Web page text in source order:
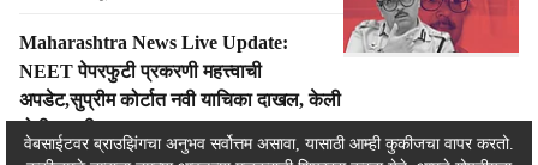
Maharashtra News Live Update:
NEET पेपरफुटी प्रकरणी महत्त्वाची
अपडेट,सुप्रीम कोर्टात नवी याचिका दाखल, केली
मोठी मागणी
वेबसाईटवर ब्राउझिंगचा अनुभव सर्वोत्तम असावा, यासाठी आम्ही कुकीजचा वापर करतो.